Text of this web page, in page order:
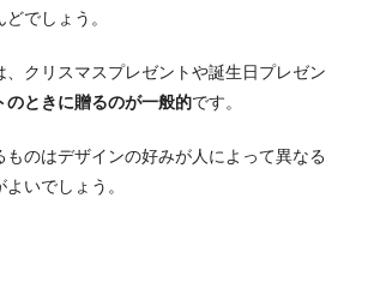
でしょう。
、クリスマスプレゼントや誕生日プレゼン
のときに贈るのが一般的です。
ものはデザインの好みが人によって異なる
いでしょう。